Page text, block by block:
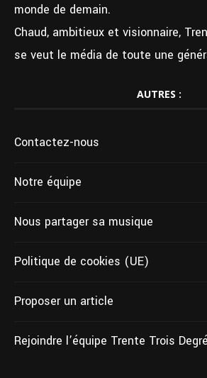
monde de demain.
Chaud, ambitieux et visionnaire,
se veut le média de toute une
AUTRES :
Contactez-nous
Notre équipe
Nous partager sa musique
Politique de cookies (UE)
Proposer un article
Rejoindre l’équipe Trente Trois